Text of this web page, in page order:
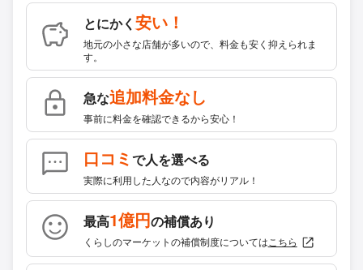
とにかく 安い！
地元の小さな店舗が多いので、料金も安く抑えられま
す。
急な追加料金なし
事前に料金を確認できるから安心！
口コミで人を選べる
実際に利用した人なので内容がリアル！
最高1億円の補償あり
くらしのマーケットの補償制度については こちら